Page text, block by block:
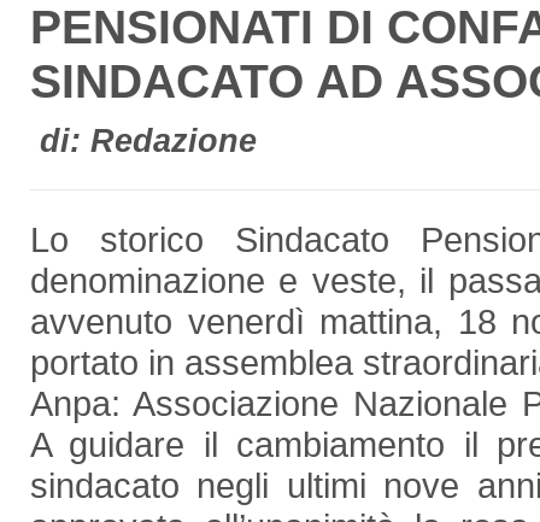
PENSIONATI DI
SINDACATO AD
di: Redazione
Lo storico Sindacato
denominazione e veste, il
avvenuto venerdì mattina, 18
portato in assemblea
Anpa: Associazione Nazionale
A guidare il cambiamento il
sindacato negli ultimi nove